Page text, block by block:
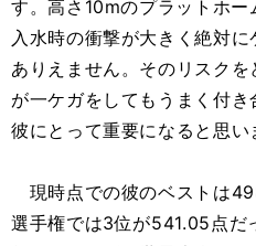
す。高さ10mのプラットホー
入水時の衝撃が大きく絶対
ありえません。そのリスク
が一ケガをしてもうまく付き
彼にとって重要になると思い
現時点での彼のベストは
選手権では3位が541.05点だ